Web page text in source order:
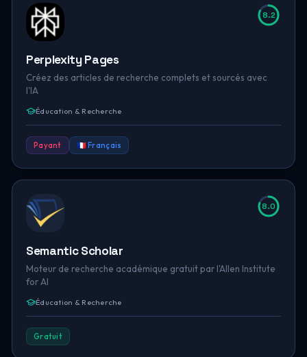
8.2
Perplexity Pages
Créez des articles de recherche complets et sourcés avec
l'IA
Éducation & Recherche
Payant 🇫🇷 Français
8.0
Semantic Scholar
Moteur de recherche académique gratuit par l'Allen Institute
for AI
Éducation & Recherche
Gratuit